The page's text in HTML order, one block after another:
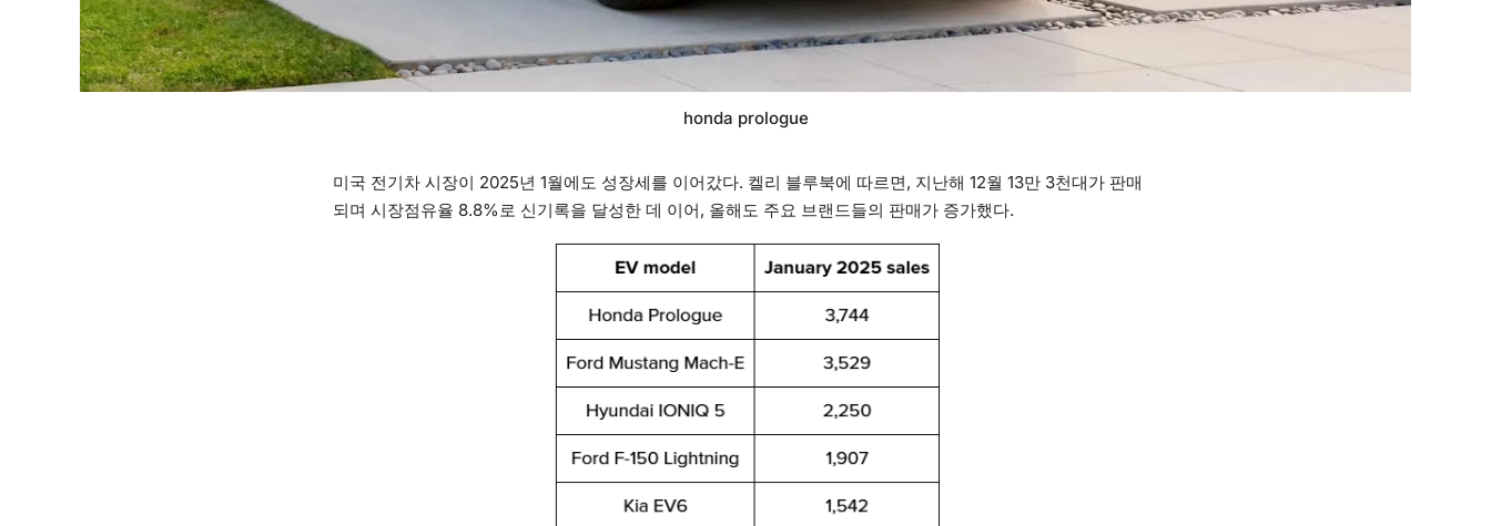
honda prologue
미국 전기차 시장이 2025년 1월에도 성장세를 이어갔다. 켈리 블루북에 따르면, 지난해 12월 13만 3천대가 판매
되며 시장점유율 8.8%로 신기록을 달성한 데 이어, 올해도 주요 브랜드들의 판매가 증가했다.